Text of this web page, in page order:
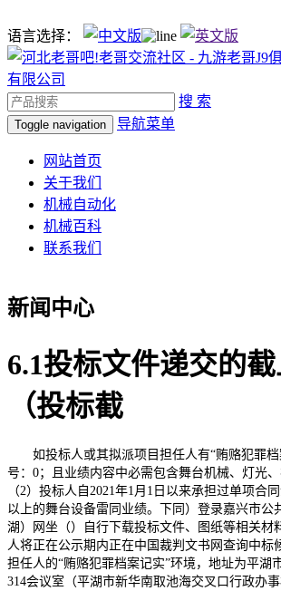
语言选择：
搜 索
Toggle navigation 导航菜单
网站首页
关于我们
机械自动化
机械百科
联系我们
新闻中心
6.1投标文件递交的
（投标截
如投标人或其拟派项目担任人有“贿赂犯罪档
号：0；且业绩内容中必需包含舞台机械、灯光、
（2）投标人自2021年1月1日以来承担过单项合
以上的舞台设备雷同业绩。下同）登录嘉兴市公
湖）网坐（）自行下载投标文件、图纸等相关材
人将正在公示期内正在中国裁判文书网查询中标
担任人的“贿赂犯罪档案记实”环境，地址为平湖
314会议室（平湖市新华南取池海交叉口行政办